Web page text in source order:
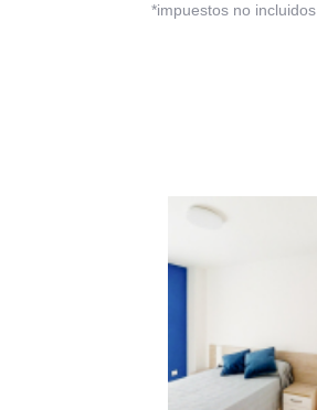
*impuestos no incluidos